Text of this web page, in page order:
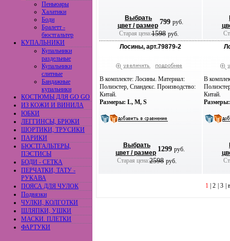
Пеньюары
Халатики
Боди
Бралетт -
бюстгальтер
КУПАЛЬНИКИ
Купальники
раздельные
Купальники
слитные
Бандажные
купальники
КОСТЮМЫ ДЛЯ GO GO
ИЗ КОЖИ И ВИНИЛА
ЮБКИ
ЛЕГГИНСЫ, БРЮКИ
ШОРТИКИ, ТРУСИКИ
ПАРИКИ
БЮСТГАЛЬТЕРЫ,
ПЭСТИСЫ
БОДИ - СЕТКА
ПЕРЧАТКИ, ТАТУ -
РУКАВА
ПОЯСА ДЛЯ ЧУЛОК
Подвязки
ЧУЛКИ, КОЛГОТКИ
ШЛЯПКИ, УШКИ
МАСКИ. ПЛЕТКИ
ФАРТУКИ
Выбрать
цвет / размер 799 руб.
Старая цена:1598 руб.
Лосины, арт.79879-2
В комплекте: Лосины. Материал:
Полиэстер, Спандекс. Производство:
Китай.
Размеры: L, M, S
Выбрать
цвет / размер 1299 руб.
Старая цена:2598 руб.
В
Китай.
1| 2 3